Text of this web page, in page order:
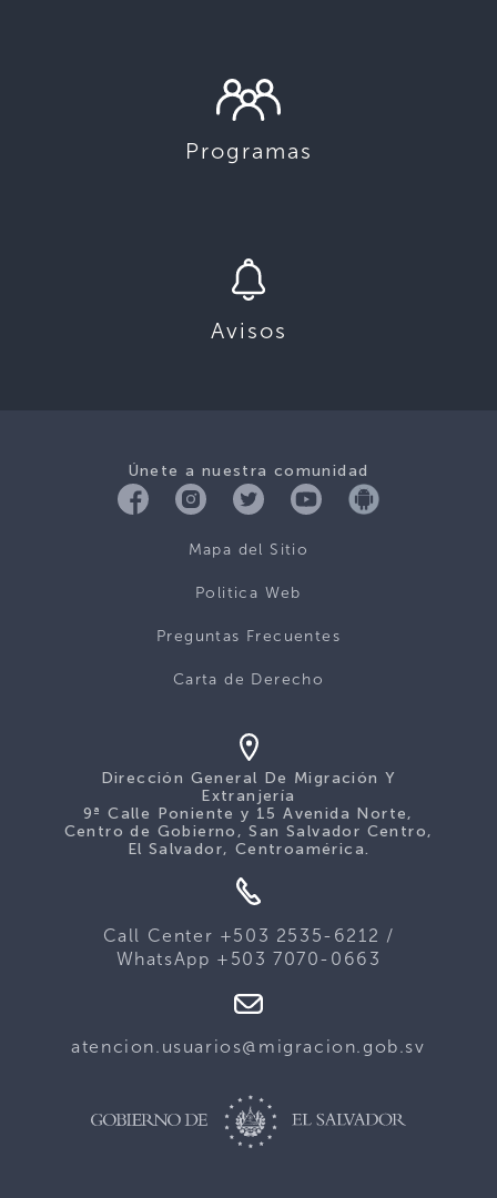
Programas
Avisos
Únete a nuestra comunidad
Mapa del Sitio
Politica Web
Preguntas Frecuentes
Carta de Derecho
Dirección General De Migración Y
Extranjería
9ª Calle Poniente y 15 Avenida Norte,
Centro de Gobierno, San Salvador Centro,
El Salvador, Centroamérica.
Call Center +503 2535-6212 /
WhatsApp +503 7070-0663
atencion.usuarios@migracion.gob.sv